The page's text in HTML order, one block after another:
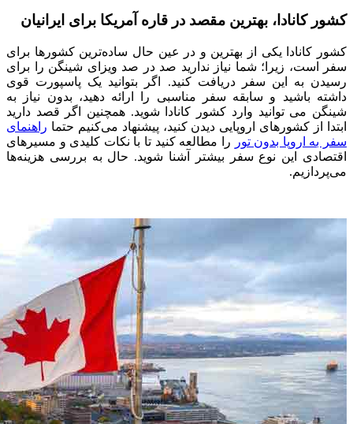
کشور کانادا، بهترین مقصد در قاره آمریکا برای ایرانیان
کشور کانادا یکی از بهترین و در عین حال ساده‌ترین کشورها برای
سفر است، زیرا؛ شما نیاز ندارید صد در صد ویزای شینگن را برای
رسیدن به این سفر دریافت کنید. اگر بتوانید یک پاسپورت قوی
داشته باشید و سابقه سفر مناسبی را ارائه دهید، بدون نیاز به
شینگن می توانید وارد کشور کانادا شوید. همچنین اگر قصد دارید
ابتدا از کشورهای اروپایی دیدن کنید، پیشنهاد می‌کنیم حتما راهنمای
سفر به اروپا بدون تور
را مطالعه کنید تا با نکات کلیدی و مسیرهای
اقتصادی این نوع سفر بیشتر آشنا شوید. حال به بررسی هزینه‌ها
می‌پردازیم.